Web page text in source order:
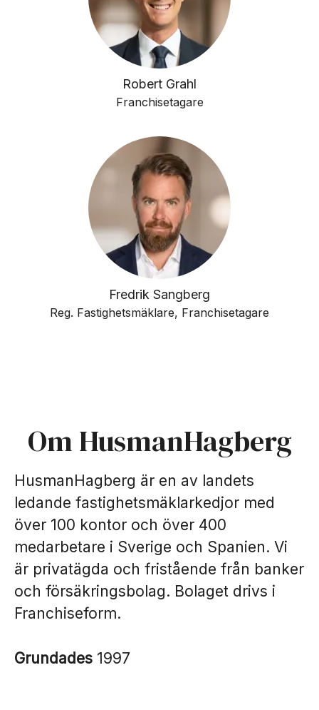
Robert Grahl
Franchisetagare
Fredrik Sangberg
Reg. Fastighetsmäklare, Franchisetagare
Om HusmanHagberg
HusmanHagberg är en av landets
ledande fastighetsmäklarkedjor med
över 100 kontor och över 400
medarbetare i Sverige och Spanien. Vi
är privatägda och fristående från banker
och försäkringsbolag. Bolaget drivs i
Franchiseform.
Grundades 1997